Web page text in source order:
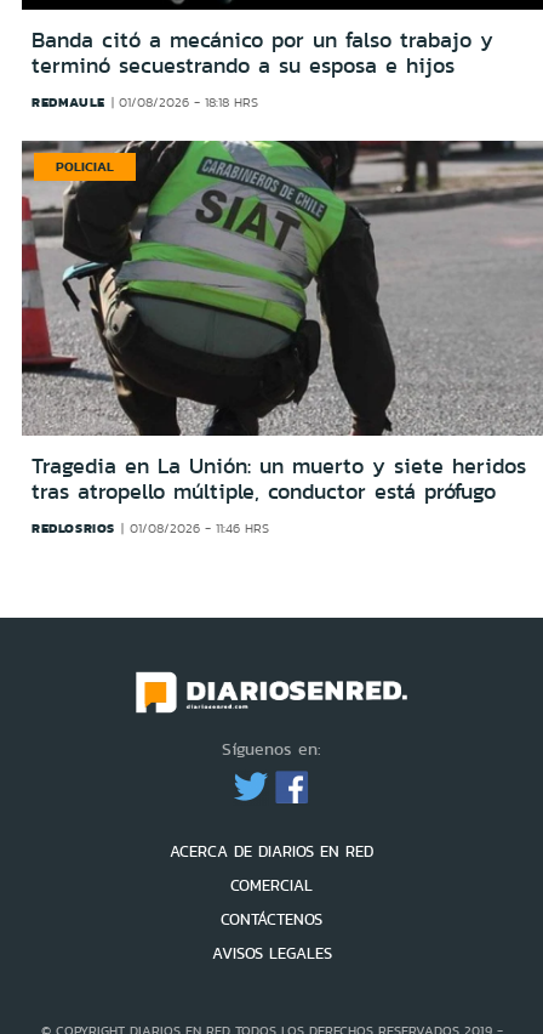
Banda citó a mecánico por un falso trabajo y
terminó secuestrando a su esposa e hijos
REDMAULE 01/08/2026 - 18:18 HRS
POLICIAL
Tragedia en La Unión: un muerto y siete heridos
tras atropello múltiple, conductor está prófugo
REDLOSRIOS 01/08/2026 - 11:46 HRS
Síguenos en:
ACERCA DE DIARIOS EN RED
COMERCIAL
CONTÁCTENOS
AVISOS LEGALES